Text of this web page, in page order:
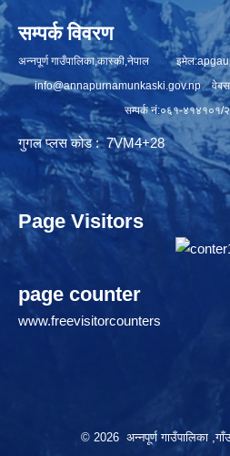
सम्पर्क विवरण
अन्नपूर्ण गाउँपालिका,कास्की,नेपाल इमेल:
info@annapurnamunkaski.gov.np
सम्पर्क नं:०६१-४१४१०१/२/
गुगल प्लस कोड : 7VM4+28
Page Visitors
page counter
www.freevisitorcounters
© 2026 अन्नपूर्ण गाउँपालिका ,गाँउ